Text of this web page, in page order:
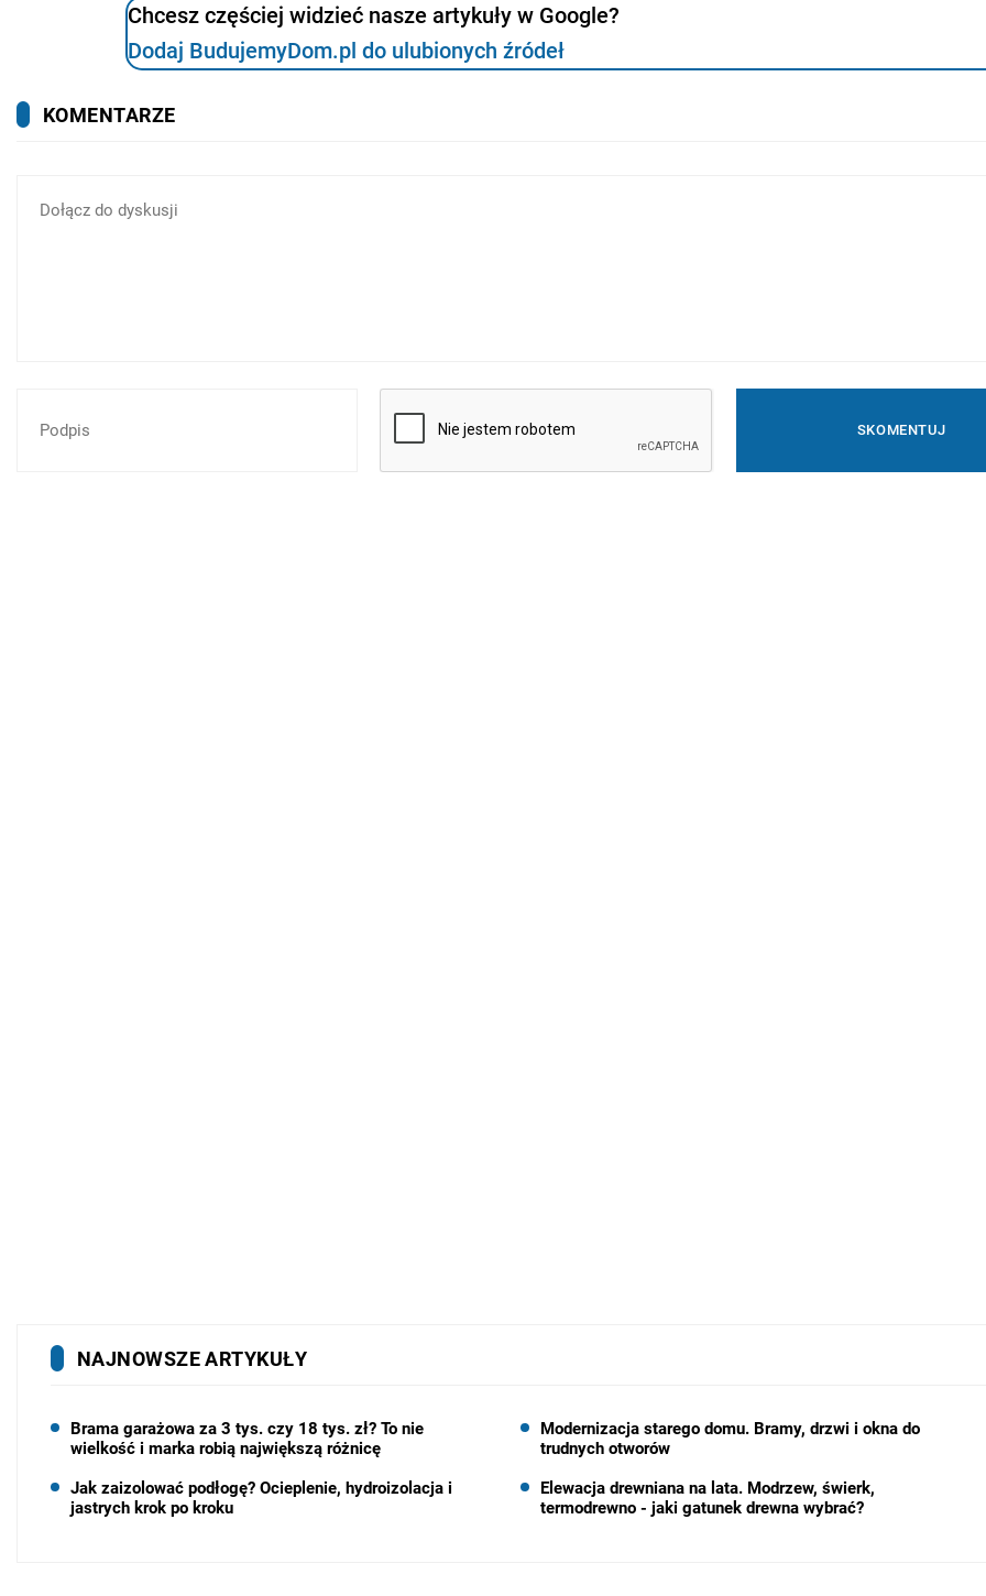
Chcesz częściej widzieć nasze artykuły w Google?
Dodaj BudujemyDom.pl do ulubionych źródeł
KOMENTARZE
NAJNOWSZE ARTYKUŁY
Brama garażowa za 3 tys. czy 18 tys. zł? To nie
wielkość i marka robią największą różnicę
Modernizacja starego domu. Bramy, drzwi i okna do
trudnych otworów
Jak zaizolować podłogę? Ocieplenie, hydroizolacja i
jastrych krok po kroku
Elewacja drewniana na lata. Modrzew, świerk,
termodrewno - jaki gatunek drewna wybrać?